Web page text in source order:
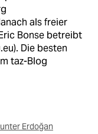
als freier
Bonse betreibt
Die besten
taz-Blog
Erdoğan